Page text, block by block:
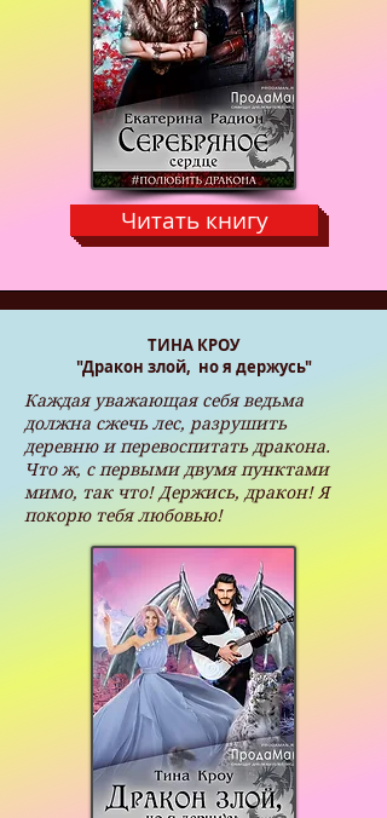
Читать книгу
ТИНА КРОУ
"Дракон злой, но я держусь"
Каждая уважающая себя ведьма
должна сжечь лес, разрушить
деревню и перевоспитать дракона.
Что ж, с первыми двумя пунктами
мимо, так что! Держись, дракон! Я
покорю тебя любовью!